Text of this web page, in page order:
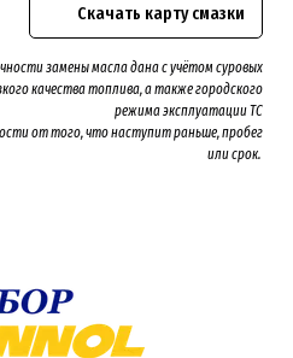
Скачать карту смазки
замены масла дана с учётом суровых
качества топлива, а также городского
режима эксплуатации ТС
от того, что наступит раньше, пробег
или срок.